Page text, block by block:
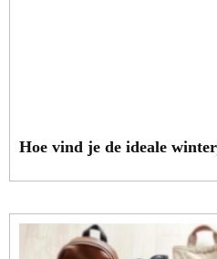
Hoe vind je de ideale